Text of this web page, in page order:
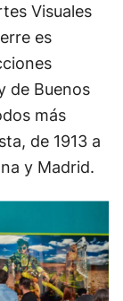
Visuales
es
de Buenos
más
de 1913 a
y Madrid.